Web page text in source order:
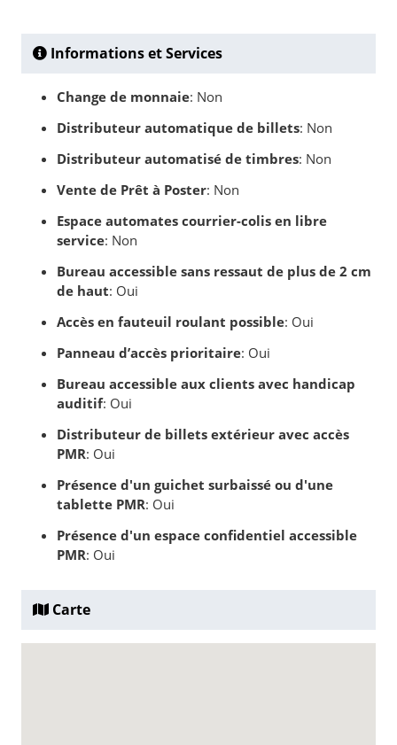
Informations et Services
Change de monnaie: Non
Distributeur automatique de billets: Non
Distributeur automatisé de timbres: Non
Vente de Prêt à Poster: Non
Espace automates courrier-colis en libre
service: Non
Bureau accessible sans ressaut de plus de 2 cm
de haut: Oui
Accès en fauteuil roulant possible: Oui
Panneau d’accès prioritaire: Oui
Bureau accessible aux clients avec handicap
auditif: Oui
Distributeur de billets extérieur avec accès
PMR: Oui
Présence d'un guichet surbaissé ou d'une
tablette PMR: Oui
Présence d'un espace confidentiel accessible
PMR: Oui
Carte